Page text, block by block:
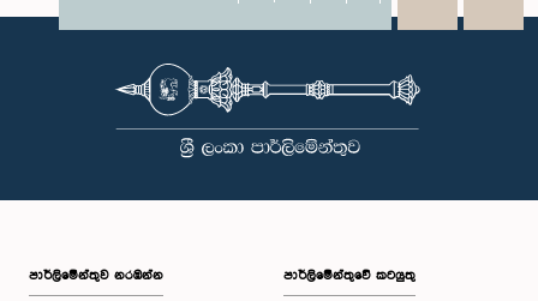
WhatsAppLinkedIn
පාර්ලි‌මේන්තුව නරඹන්න පාර්ලිමේන්තුවේ කටයුතු